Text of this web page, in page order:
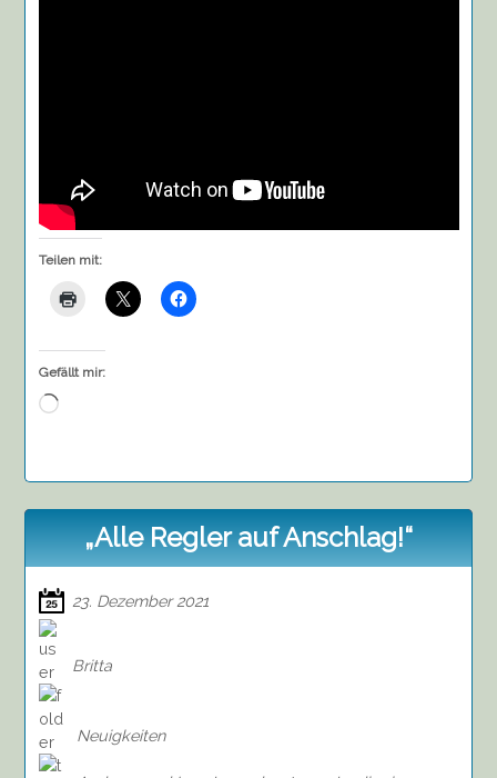
Teilen mit:
Gefällt mir:
Wird
„Alle Regler auf Anschlag!“
23. Dezember 2021
Britta
Neuigkeiten